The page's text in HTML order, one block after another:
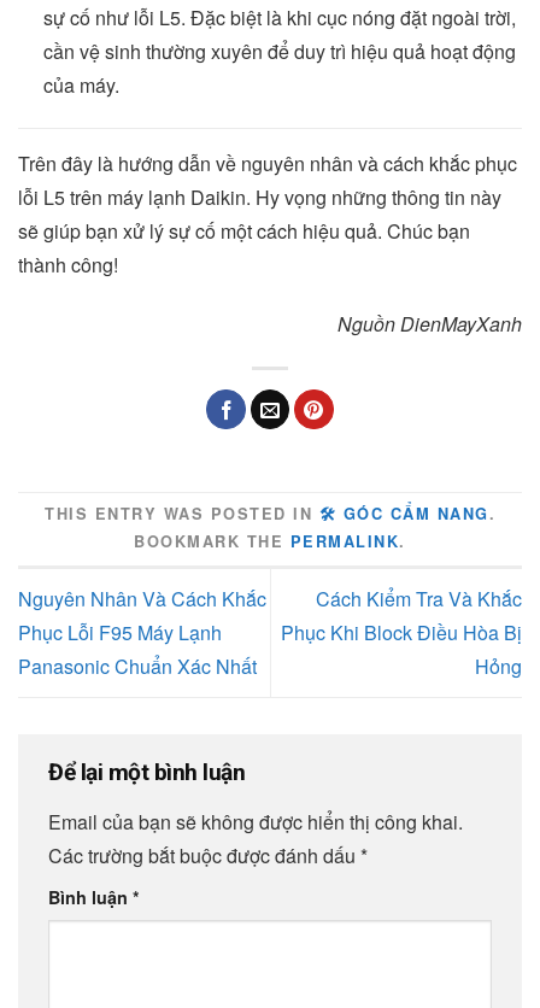
sự cố như lỗi L5. Đặc biệt là khi cục nóng đặt ngoài trời,
cần vệ sinh thường xuyên để duy trì hiệu quả hoạt động
của máy.
Trên đây là hướng dẫn về nguyên nhân và cách khắc phục
lỗi L5 trên máy lạnh Daikin. Hy vọng những thông tin này
sẽ giúp bạn xử lý sự cố một cách hiệu quả. Chúc bạn
thành công!
Nguồn DienMayXanh
THIS ENTRY WAS POSTED IN 🛠️ GÓC CẨM NANG .
BOOKMARK THE PERMALINK.
Nguyên Nhân Và Cách Khắc
Phục Lỗi F95 Máy Lạnh
Panasonic Chuẩn Xác Nhất
Cách Kiểm Tra Và Khắc
Phục Khi Block Điều Hòa Bị
Hỏng
Để lại một bình luận
Email của bạn sẽ không được hiển thị công khai.
Các trường bắt buộc được đánh dấu *
Bình luận *